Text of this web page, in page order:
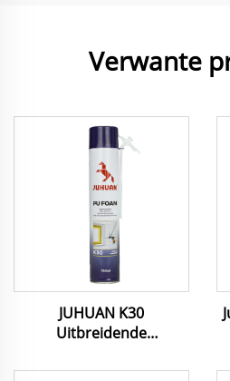
Verwante
JUHUAN K30
Uitbreidende
750 ml Pu-skuim gebruik